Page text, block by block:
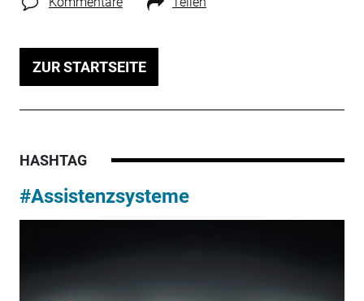
ZUR STARTSEITE
HASHTAG
#Assistenzsysteme